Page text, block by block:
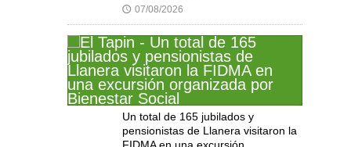
🕔 07/08/2026
Un total de 165 jubilados y
pensionistas de Llanera visitaron la